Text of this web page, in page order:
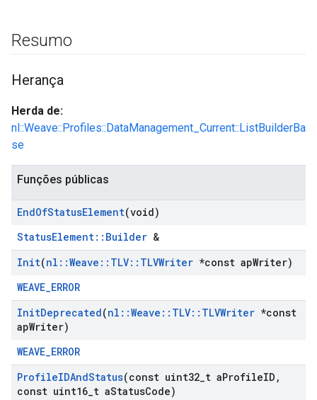
Resumo
Herança
Herda de:
nl::Weave::Profiles::DataManagement_Current::ListBuilderBa
se
Funções públicas
EndOfStatusElement(void)
StatusElement::Builder &
Init(nl ::Weave :: TLV:: TLVWriter *const apWriter)
WEAVE_ERROR
InitDeprecated(nl ::Weave :: TLV:: TLVWriter *const
apWriter)
WEAVE_ERROR
ProfileIDAndStatus(const uint32 t aProfileID ,
const uint16 t aStatusCode)